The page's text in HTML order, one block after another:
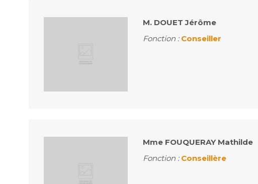
M. DOUET Jérôme
Fonction : Conseiller
Mme FOUQUERAY Mathilde
Fonction : Conseillère